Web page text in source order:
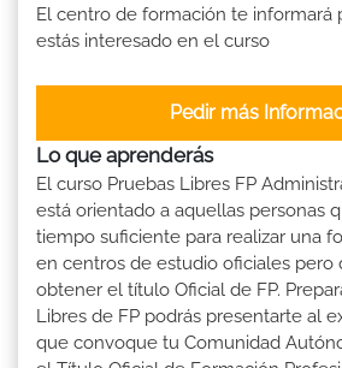
El centro de formación te informará
estás interesado en el curso
Pedir más
Lo que aprenderás
El curso Pruebas Libres FP
está orientado a aquellas personas
tiempo suficiente para realizar una
en centros de estudio oficiales pero
obtener el título Oficial de FP.
Libres de FP podrás presentarte al
que convoque tu Comunidad